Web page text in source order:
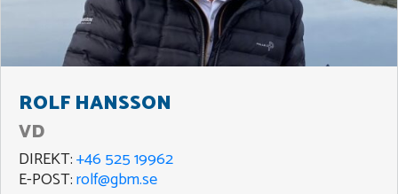
ROLF HANSSON
VD
DIREKT:+46 525 19962
E-POST:rolf@gbm.se